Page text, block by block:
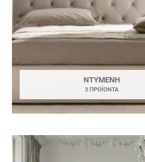
ΝΤΥΜΈΝΗ
3 ΠΡΟΪΌΝΤΑ